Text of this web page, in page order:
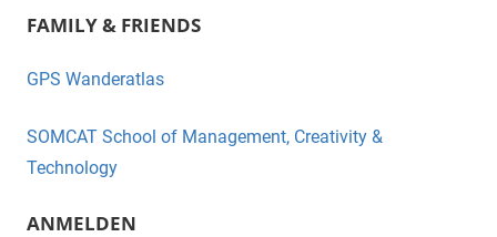
c
e
o
o
k
tt
er
FAMILY & FRIENDS
GPS Wanderatlas
SOMCAT School of Management, Creativity &
Technology
ANMELDEN